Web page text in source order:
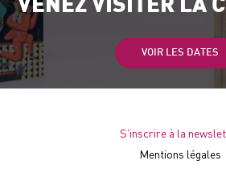
VENEZ VISITER LA
VOIR LES DATES
S'inscrire à la
Mentions légales